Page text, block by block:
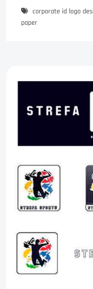
corporate id logo
paper